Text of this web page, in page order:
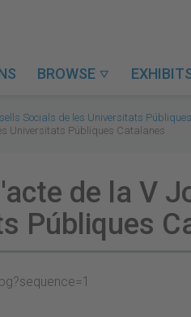
BROWSE 
Socials de les Universitats
Universitats Públiques Catalanes
de la V
Públiques